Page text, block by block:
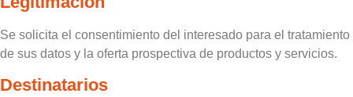
Se solicita el consentimiento del interesado para el tratamiento
de sus datos y la oferta prospectiva de productos y servicios.
Destinatarios